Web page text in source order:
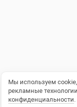
Мы используем
рекламные
конфиденциальности.